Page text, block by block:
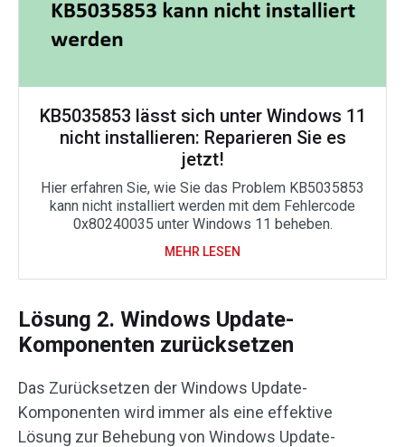
KB5035853 lässt sich unter Windows 11
nicht installieren: Reparieren Sie es
jetzt!
Hier erfahren Sie, wie Sie das Problem KB5035853
kann nicht installiert werden mit dem Fehlercode
0x80240035 unter Windows 11 beheben.
MEHR LESEN
Lösung 2. Windows Update-
Komponenten zurücksetzen
Das Zurücksetzen der Windows Update-
Komponenten wird immer als eine effektive
Lösung zur Behebung von Windows Update-